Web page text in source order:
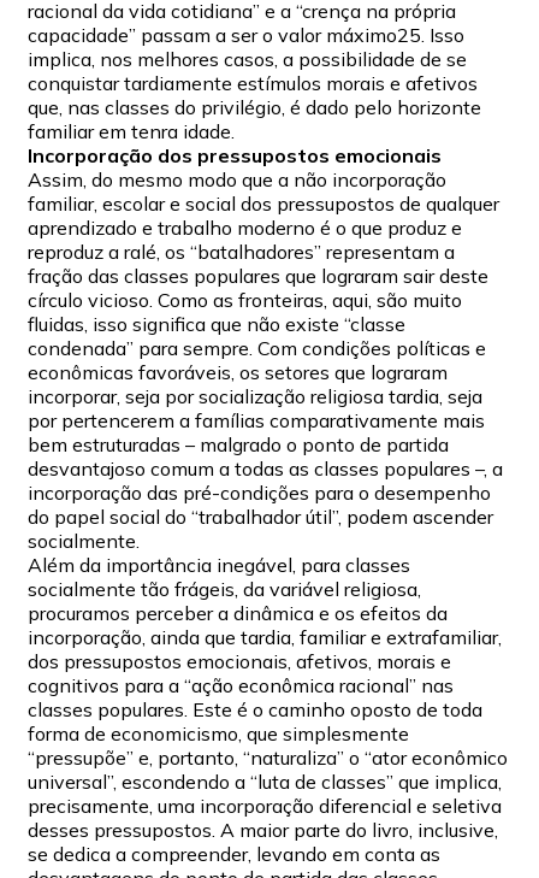
racional da vida cotidiana” e a “crença na própria
capacidade” passam a ser o valor máximo25. Isso
implica, nos melhores casos, a possibilidade de se
conquistar tardiamente estímulos morais e afetivos
que, nas classes do privilégio, é dado pelo horizonte
familiar em tenra idade.
Incorporação dos pressupostos emocionais
Assim, do mesmo modo que a não incorporação
familiar, escolar e social dos pressupostos de qualquer
aprendizado e trabalho moderno é o que produz e
reproduz a ralé, os “batalhadores” representam a
fração das classes populares que lograram sair deste
círculo vicioso. Como as fronteiras, aqui, são muito
fluidas, isso significa que não existe “classe
condenada” para sempre. Com condições políticas e
econômicas favoráveis, os setores que lograram
incorporar, seja por socialização religiosa tardia, seja
por pertencerem a famílias comparativamente mais
bem estruturadas – malgrado o ponto de partida
desvantajoso comum a todas as classes populares –, a
incorporação das pré-condições para o desempenho
do papel social do “trabalhador útil”, podem ascender
socialmente.
Além da importância inegável, para classes
socialmente tão frágeis, da variável religiosa,
procuramos perceber a dinâmica e os efeitos da
incorporação, ainda que tardia, familiar e extrafamiliar,
dos pressupostos emocionais, afetivos, morais e
cognitivos para a “ação econômica racional” nas
classes populares. Este é o caminho oposto de toda
forma de economicismo, que simplesmente
“pressupõe” e, portanto, “naturaliza” o “ator econômico
universal”, escondendo a “luta de classes” que implica,
precisamente, uma incorporação diferencial e seletiva
desses pressupostos. A maior parte do livro, inclusive,
se dedica a compreender, levando em conta as